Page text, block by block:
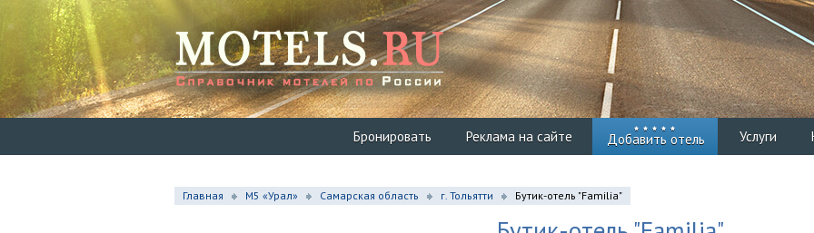
Бронировать Реклама на сайте Добавить отель Услуги
Главная М5 «Урал» Самарская область г. Тольятти Бутик-отель "Familia"